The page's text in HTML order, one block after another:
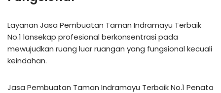
Layanan Jasa Pembuatan Taman Indramayu Terbaik
No.1 lansekap profesional berkonsentrasi pada
mewujudkan ruang luar ruangan yang fungsional kecuali
keindahan.
Jasa Pembuatan Taman Indramayu Terbaik No.1 Penata